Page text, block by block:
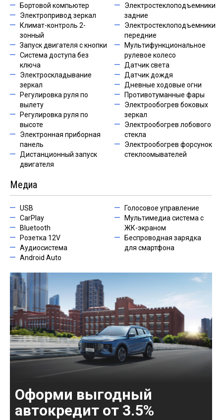
Бортовой компьютер
Электропривод зеркал
Климат-контроль 2-
зонный
Запуск двигателя с кнопки
Система доступа без
ключа
Электроскладывание
зеркал
Регулировка руля по
вылету
Регулировка руля по
высоте
Электронная приборная
панель
Дистанционный запуск
двигателя
Электростеклоподъемники
задние
Электростеклоподъемники
передние
Мультифункциональное
рулевое колесо
Датчик света
Датчик дождя
Дневные ходовые огни
Противотуманные фары
Электрообогрев боковых
зеркал
Электрообогрев лобового
стекла
Электрообогрев форсунок
стеклоомывателей
Медиа
USB
CarPlay
Bluetooth
Розетка 12V
Аудиосистема
Android Auto
Голосовое управление
Мультимедиа система с
ЖК-экраном
Беспроводная зарядка
для смартфона
Оформи выгодный
автокредит от 3.5%